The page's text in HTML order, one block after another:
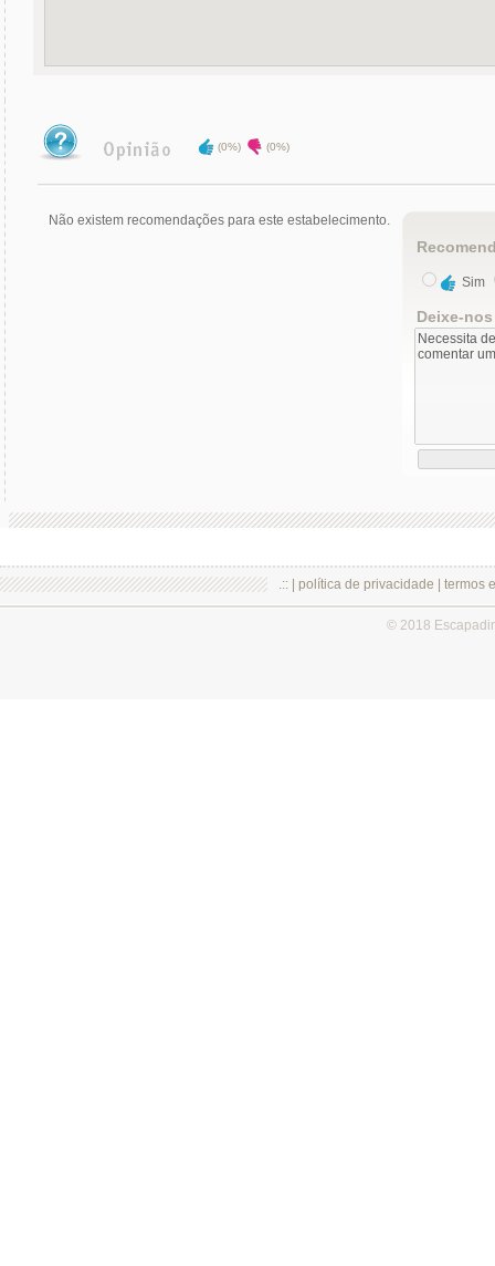
(0%) (0%)
Não existem recomendações para este estabelecimento.
Sim
Deixe-
.:: | política de privacidade termos
© 2018